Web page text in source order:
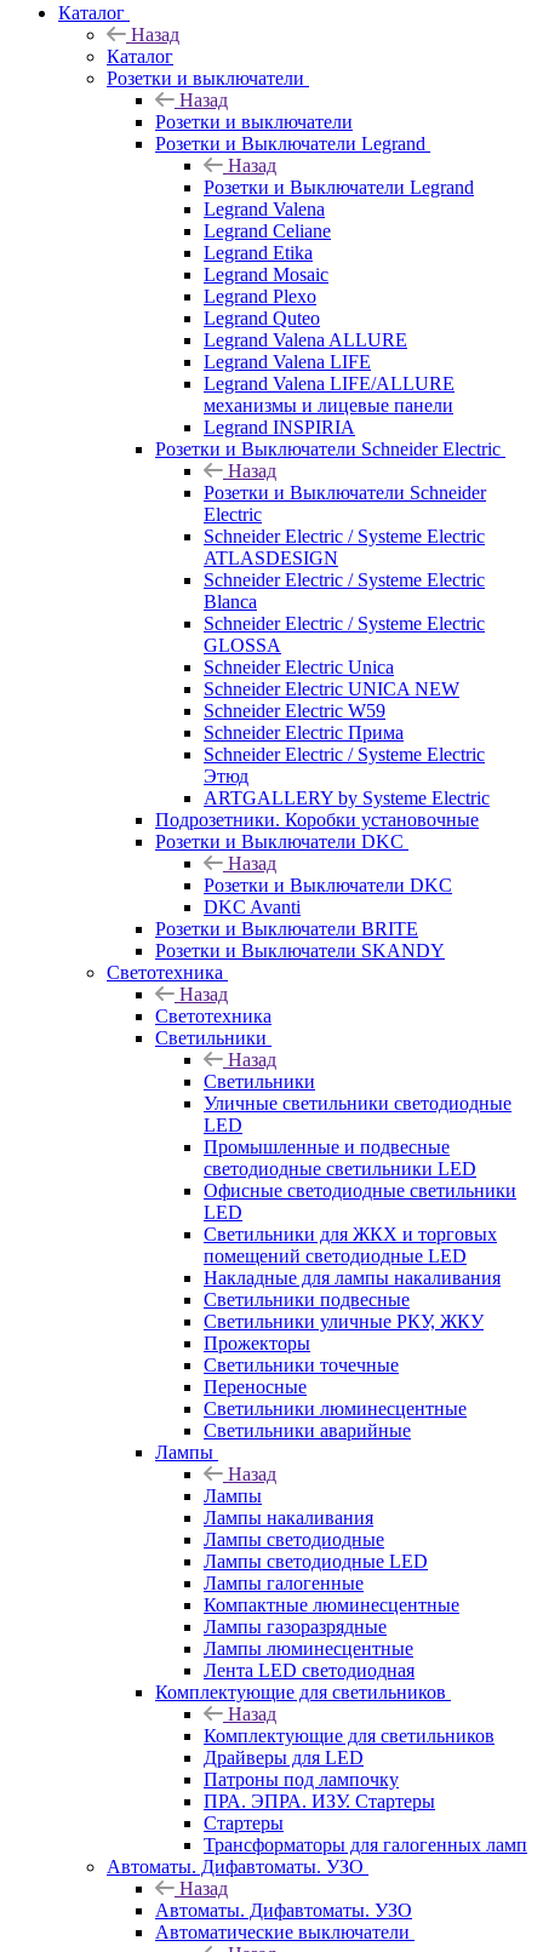
Каталог
Назад
Каталог
Розетки и выключатели
Назад
Розетки и выключатели
Розетки и Выключатели Legrand
Назад
Розетки и Выключатели Legrand
Legrand Valena
Legrand Celiane
Legrand Etika
Legrand Mosaic
Legrand Plexo
Legrand Quteo
Legrand Valena ALLURE
Legrand Valena LIFE
Legrand Valena LIFE/ALLURE
механизмы и лицевые панели
Legrand INSPIRIA
Розетки и Выключатели Schneider Electric
Назад
Розетки и Выключатели Schneider
Electric
Schneider Electric / Systeme Electric
ATLASDESIGN
Schneider Electric / Systeme Electric
Blanca
Schneider Electric / Systeme Electric
GLOSSA
Schneider Electric Unica
Schneider Electric UNICA NEW
Schneider Electric W59
Schneider Electric Прима
Schneider Electric / Systeme Electric
Этюд
ARTGALLERY by Systeme Electric
Подрозетники. Коробки установочные
Розетки и Выключатели DKC
Назад
Розетки и Выключатели DKC
DKC Avanti
Розетки и Выключатели BRITE
Розетки и Выключатели SKANDY
Светотехника
Назад
Светотехника
Светильники
Назад
Светильники
Уличные светильники светодиодные
LED
Промышленные и подвесные
светодиодные светильники LED
Офисные светодиодные светильники
LED
Светильники для ЖКХ и торговых
помещений светодиодные LED
Накладные для лампы накаливания
Светильники подвесные
Светильники уличные РКУ, ЖКУ
Прожекторы
Cветильники точечные
Переносные
Светильники люминесцентные
Светильники аварийные
Лампы
Назад
Лампы
Лампы накаливания
Лампы светодиодные
Лампы светодиодные LED
Лампы галогенные
Компактные люминесцентные
Лампы газоразрядные
Лампы люминесцентные
Лента LED светодиодная
Комплектующие для светильников
Назад
Комплектующие для светильников
Драйверы для LED
Патроны под лампочку
ПРА. ЭПРА. ИЗУ. Стартеры
Стартеры
Трансформаторы для галогенных ламп
Автоматы. Дифавтоматы. УЗО
Назад
Автоматы. Дифавтоматы. УЗО
Автоматические выключатели